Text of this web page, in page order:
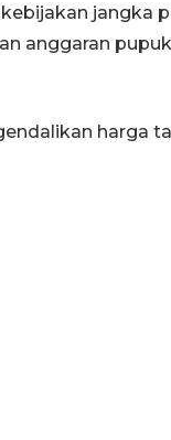
jangka
anggaran
harga